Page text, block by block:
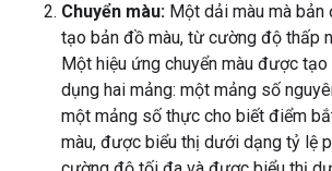
Chuyển màu: Một dải màu mà bản
tạo bản đồ màu, từ cường độ thấp
Một hiệu ứng chuyển màu được
dụng hai mảng: một mảng số
một mảng số thực cho biết điểm
màu, được biểu thị dưới dạng tỷ lệ